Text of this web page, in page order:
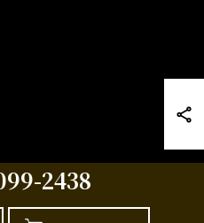
2438